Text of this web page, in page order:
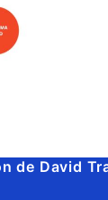
de David